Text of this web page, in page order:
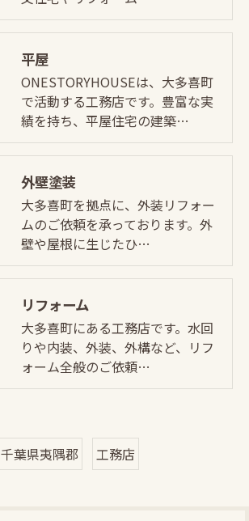
平屋
ONESTORYHOUSEは、大多喜町
で活動する工務店です。豊富な実
績を持ち、平屋住宅の建築…
外壁塗装
大多喜町を拠点に、外装リフォー
ムのご依頼を承っております。外
壁や屋根に生じたひ…
リフォーム
大多喜町にある工務店です。水回
りや内装、外装、外構など、リフ
ォーム全般のご依頼…
千葉県夷隅郡 工務店